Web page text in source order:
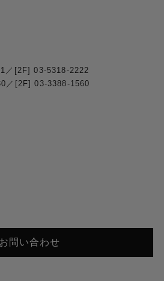
ドフォン端子 x1
ノイズ）：
、各チャンネル10mW/32Ω
（+0.03 / -0.19dB）
32Ω
Pad Bankボタン x8
応360° Q-Link ノブ x4
クセス可能なQ-Link ボタン x4
[2F] 03-5318-2222
／[2F] 03-3388-1560
お問い合わせ